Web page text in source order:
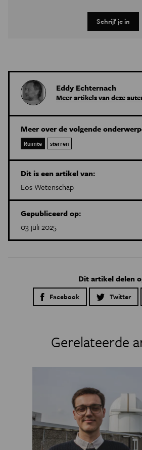
Schrijf je in
Eddy Echternach
Meer artikels van deze
Meer over de volgende
Ruimte sterren
Dit is een artikel van:
Eos Wetenschap
Gepubliceerd op:
03 juli 2025
Dit artikel delen
Facebook Twitter
Gerelateerde